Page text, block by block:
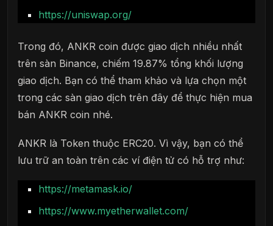
https://uniswap.org/
Trong đó, ANKR coin được giao dịch nhiều nhất
trên sàn Binance, chiếm 19.87% tổng khối lượng
giao dịch. Bạn có thể tham khảo và lựa chọn một
trong các sàn giao dịch trên đây để thực hiện mua
bán ANKR coin nhé.
ANKR là Token thuộc ERC20. Vì vậy, bạn có thể
lưu trữ an toàn trên các ví điện tử có hỗ trợ như:
https://metamask.io/
https://www.myetherwallet.com/